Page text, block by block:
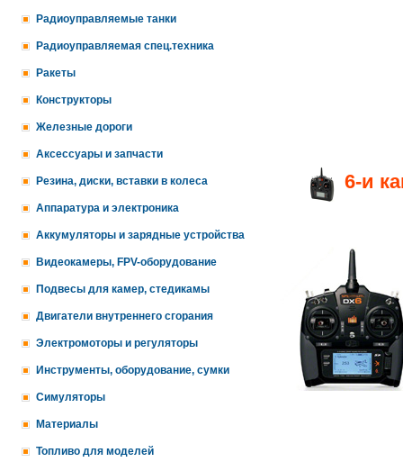
Радиоуправляемые танки
Радиоуправляемая спец.техника
Ракеты
Конструкторы
Железные дороги
Аксессуары и запчасти
Резина, диски, вставки в колеса
Аппаратура и электроника
Аккумуляторы и зарядные устройства
Видеокамеры, FPV-оборудование
Подвесы для камер, стедикамы
Двигатели внутреннего сгорания
Электромоторы и регуляторы
Инструменты, оборудование, сумки
Симуляторы
Материалы
Топливо для моделей
6-и